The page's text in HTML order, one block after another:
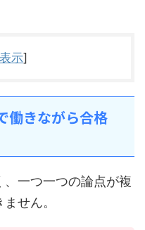
表示]
働きながら合格
一つ一つの論点が複
せん。